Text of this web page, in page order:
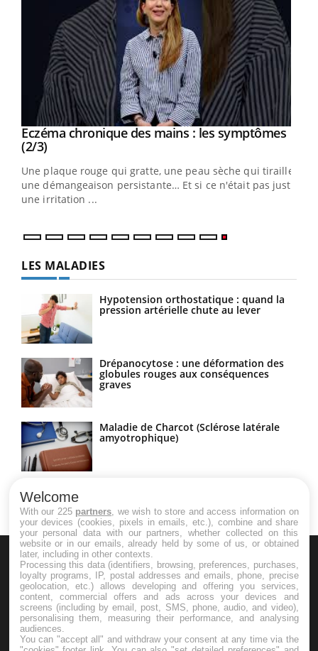
Youtube
Eczéma chronique des mains : les symptômes
(2/3)Youtube
Une plaque rouge qui gratte, une peau sèche qui tiraille,
une démangeaison persistante… Et si ce n'était pas juste
une irritation ...
LES MALADIES
Hypotension orthostatique : quand la
pression artérielle chute au lever
Drépanocytose : une déformation des
globules rouges aux conséquences
graves
Maladie de Charcot (Sclérose latérale
amyotrophique)
Le site santé de référence avec chaque jour toute l'actualité
médicale decryptée par des médecins en exercice et les
Welcome
With our 225 partners , we wish to store and access information on
your devices (cookies, pixels in emails, etc.), combine and share
your personal data with our partners, whether collected on this
website or in our emails, already held by some of us, or obtained
later, including in other contexts.
Processing this data (identifiers, browsing, preferences, purchases,
loyalty programs, IP, postal addresses and emails, phone, precise
geolocation, etc.) allows developing and offering you services,
content, commercial offers and ads across your devices and
screens (including by email, post, SMS, phone, audio, and video),
personalising them, measuring their performance, and analysing
audiences.
You can "accept all" and withdraw your consent at any time via the